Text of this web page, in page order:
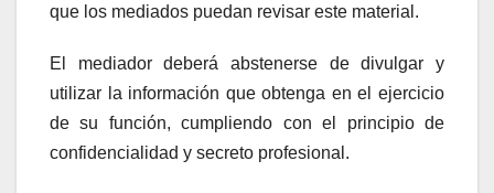
que los mediados puedan revisar este material.
El mediador deberá abstenerse de divulgar y
utilizar la información que obtenga en el ejercicio
de su función, cumpliendo con el principio de
confidencialidad y secreto profesional.